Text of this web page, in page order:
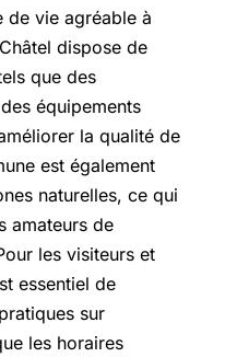
de vie agréable à
dispose de
que des
équipements
la qualité de
est également
naturelles, ce qui
amateurs de
les visiteurs et
essentiel de
sur
les horaires